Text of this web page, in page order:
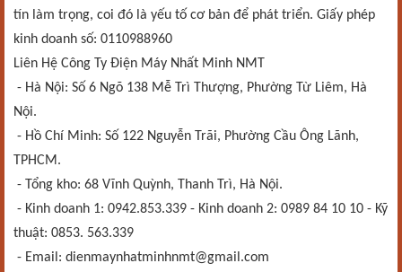
tín làm trọng, coi đó là yếu tố cơ bản để phát triển. Giấy phép
kinh doanh số: 0110988960
Liên Hệ Công Ty Điện Máy Nhất Minh NMT
- Hà Nội: Số 6 Ngõ 138 Mễ Trì Thượng, Phường Từ Liêm, Hà
Nội.
- Hồ Chí Minh: Số 122 Nguyễn Trãi, Phường Cầu Ông Lãnh,
TPHCM.
- Tổng kho: 68 Vĩnh Quỳnh, Thanh Trì, Hà Nội.
- Kinh doanh 1: 0942.853.339 - Kinh doanh 2: 0989 84 10 10 - Kỹ
thuật: 0853. 563.339
- Email: dienmaynhatminhnmt@gmail.com